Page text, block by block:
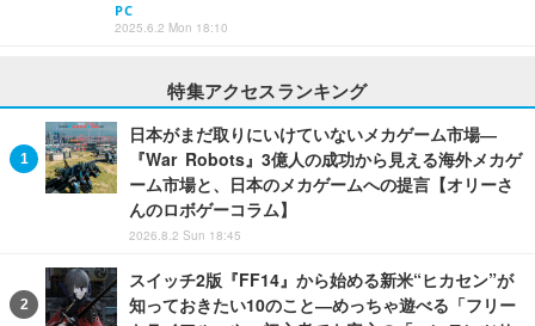
PC
2025.6.2 Mon 18:10
特集アクセスランキング
日本がまだ取りにいけていないメカゲーム市場―
『War Robots』3億人の成功から見える海外メカゲ
ーム市場と、日本のメカゲームへの提言【オリーさ
んのロボゲーコラム】
2026.8.2 Sun 18:45
スイッチ2版『FF14』から始める新米“ヒカセン”が
知っておきたい10のこと―めっちゃ遊べる「フリー